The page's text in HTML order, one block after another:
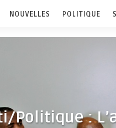
NOUVELLES POLITIQUE
Politique :